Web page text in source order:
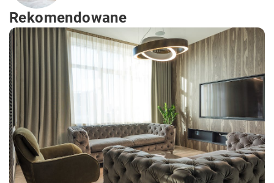
Rekomendowane